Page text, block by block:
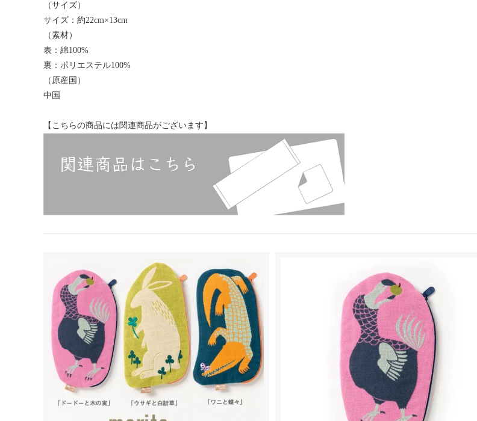
（サイズ）
サイズ：約22cm×13cm
（素材）
表：綿100%
裏：ポリエステル100%
（原産国）
中国
【こちらの商品には関連商品がございます】